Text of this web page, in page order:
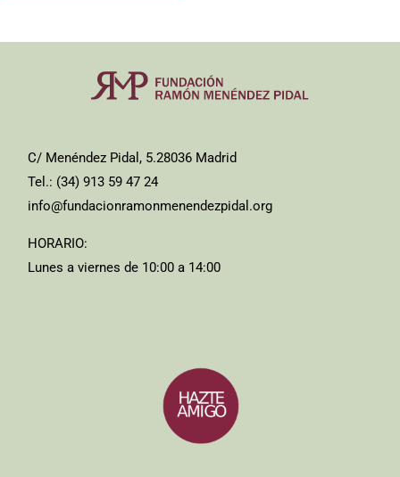
C/ Menéndez Pidal, 5.28036 Madrid
Tel.: (34) 913 59 47 24
info@fundacionramonmenendezpidal.org
HORARIO:
Lunes a viernes de 10:00 a 14:00